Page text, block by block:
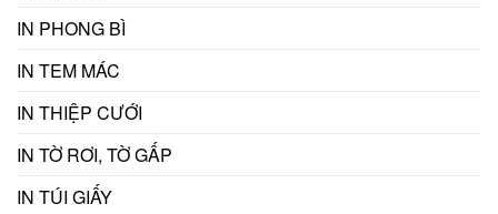
IN PHONG BÌ
IN TEM MÁC
IN THIỆP CƯỚI
IN TỜ RƠI, TỜ GẤP
IN TÚI GIẤY